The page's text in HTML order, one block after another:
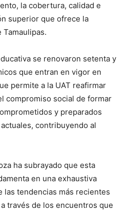
la cobertura, calidad e
superior que ofrece la
Tamaulipas.
se renovaron setenta y
que entran en vigor en
permite a la UAT reafirmar
compromiso social de formar
y preparados
contribuyendo al
ha subrayado que esta
en una exhaustiva
las tendencias más recientes
través de los encuentros que